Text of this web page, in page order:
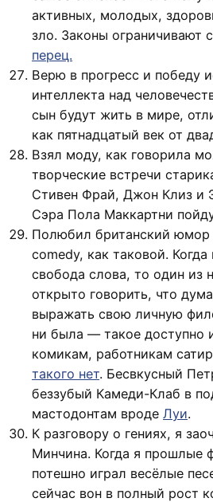
активных, молодых,
зло. Законы ограничивают
перец.
Верю в прогресс и победу
интеллекта над
сын будут жить в мире,
как пятнадцатый век от
Взял моду, как говорила
творческие встречи
Стивен Фрай, Джон Клиз и
Сэра Пола Маккартни
Полюбил британский юмор
comedy, как таковой.
свобода слова, то один из
открыто говорить, что
выражать свою личную
ни была — такое доступно
комикам, работникам
такого нет. Бесвкусный
беззубый Камеди-Клаб в
мастодонтам вроде Луи.
К разговору о гениях, я
Минчина. Когда я прошлые
потешно играл весёлые
сейчас вон в полный рост